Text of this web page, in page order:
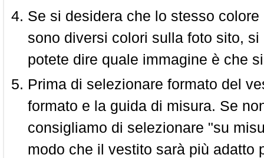
Se si desidera che lo stesso
sono diversi colori sulla foto sito,
potete dire quale immagine è che
Prima di selezionare formato del
formato e la guida di misura. Se
consigliamo di selezionare "su
modo che il vestito sarà più adatto